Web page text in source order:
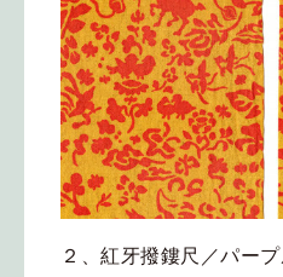
２、紅牙撥鏤尺／パー